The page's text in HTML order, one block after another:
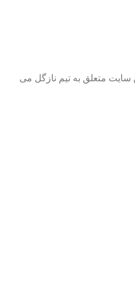
متعلق به تیم نازگل می